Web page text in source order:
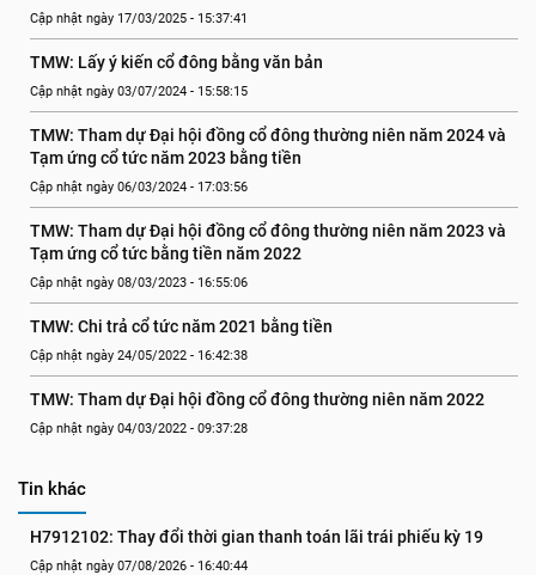
Cập nhật ngày 17/03/2025 - 15:37:41
TMW: Lấy ý kiến cổ đông bằng văn bản
Cập nhật ngày 03/07/2024 - 15:58:15
TMW: Tham dự Đại hội đồng cổ đông thường niên năm 2024 và
Tạm ứng cổ tức năm 2023 bằng tiền
Cập nhật ngày 06/03/2024 - 17:03:56
TMW: Tham dự Đại hội đồng cổ đông thường niên năm 2023 và
Tạm ứng cổ tức bằng tiền năm 2022
Cập nhật ngày 08/03/2023 - 16:55:06
TMW: Chi trả cổ tức năm 2021 bằng tiền
Cập nhật ngày 24/05/2022 - 16:42:38
TMW: Tham dự Đại hội đồng cổ đông thường niên năm 2022
Cập nhật ngày 04/03/2022 - 09:37:28
Tin khác
H7912102: Thay đổi thời gian thanh toán lãi trái phiếu kỳ 19
Cập nhật ngày 07/08/2026 - 16:40:44